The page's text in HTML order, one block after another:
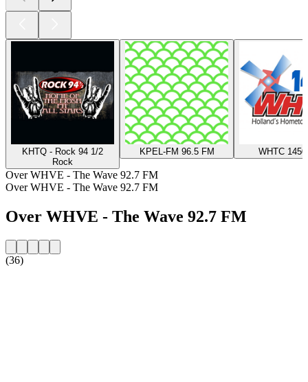
KHTQ - Rock 94 1/2
Rock
KPEL-FM 96.5 FM WHTC
Over WHVE - The Wave 92.7 FM
Over WHVE - The Wave 92.7 FM
Over WHVE - The Wave 92.7 FM
(36)